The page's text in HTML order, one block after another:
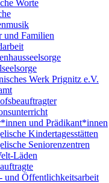
Worte
und Familien
Werk Prignitz e.V.
und Prädikant*innen
Kindertagesstätten
Seniorenzentren
Läden
und Öffentlichkeitsarbeit